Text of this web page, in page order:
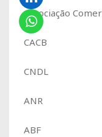
Associação
CACB
CNDL
ANR
ABF